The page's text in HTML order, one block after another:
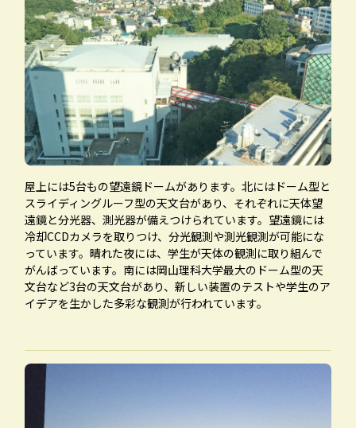
屋上には5台もの望遠鏡ドームがあります。北にはドーム型と
スライディングルーフ型の天文台があり、それぞれに天体望
遠鏡と分光器、測光器が備えつけられています。望遠鏡には
冷却CCDカメラを取りつけ、分光観測や測光観測が可能にな
っています。晴れた夜には、学生が天体の観測に取り組んで
がんばっています。南には岡山理科大学最大のドーム型の天
文台など3台の天文台があり、新しい装置のテストや学生のア
イデアを生かした多彩な観測が行われています。